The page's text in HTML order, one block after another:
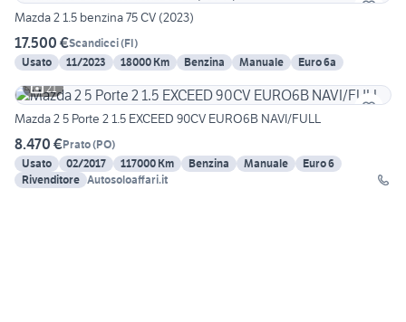
Mazda 2 1.5 benzina 75 CV (2023)
17.500 €Scandicci(FI)
Usato
11/2023 18000 Km Benzina Manuale
Euro 6a
21
Mazda 2 5 Porte 2 1.5 EXCEED 90CV EURO6B NAVI/FULL
8.470 €Prato(PO)
Usato
02/2017 117000 Km Benzina Manuale
Euro 6
Rivenditore Autosoloaffari.it